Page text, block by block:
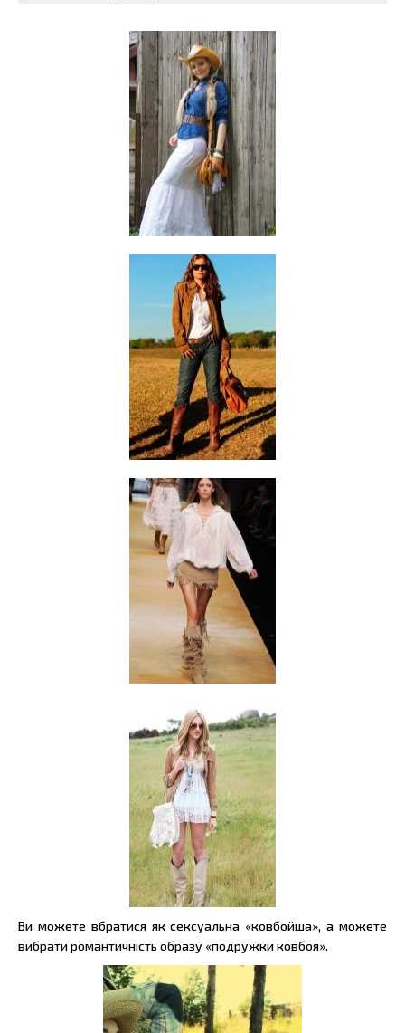
Ви можете вбратися як сексуальна «ковбойша», а можете
вибрати романтичність образу «подружки ковбоя».